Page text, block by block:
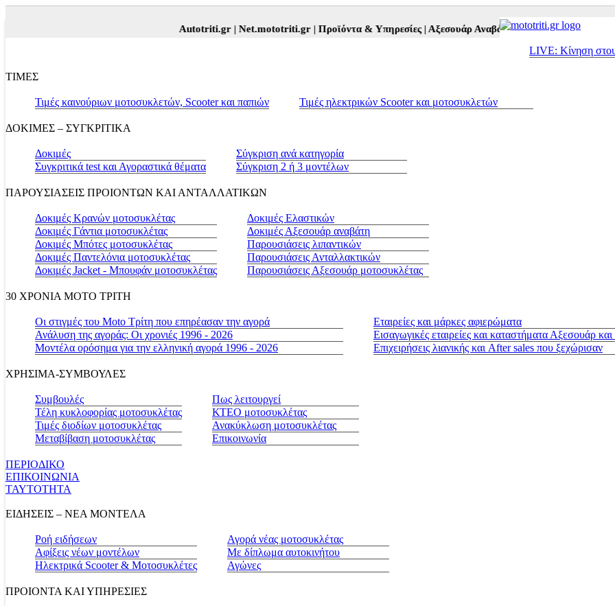
Autotriti.gr |Net.mototriti.gr |Προϊόντα & Υπηρεσίες |Αξεσουάρ Αναβάτη και Μοτοσυκλέτας |
LIVE: Κίνηση
ΤΙΜΕΣ
Τιμές καινούριων μοτοσυκλετών, Scooter και παπιών Τιμές ηλεκτρικών Scooter και μοτοσυκλετών
ΔΟΚΙΜΕΣ – ΣΥΓΚΡΙΤΙΚΑ
Δοκιμές
Συγκριτικά test και Αγοραστικά θέματα
Σύγκριση ανά κατηγορία
Σύγκριση 2 ή 3 μοντέλων
ΠΑΡΟΥΣΙΑΣΕΙΣ ΠΡΟΙΟΝΤΩΝ ΚΑΙ ΑΝΤΑΛΛΑΤΙΚΩΝ
Δοκιμές Κρανών μοτοσυκλέτας
Δοκιμές Γάντια μοτοσυκλέτας
Δοκιμές Μπότες μοτοσυκλέτας
Δοκιμές Παντελόνια μοτοσυκλέτας
Δοκιμές Jacket - Μπουφάν μοτοσυκλέτας
Δοκιμές Ελαστικών
Δοκιμές Αξεσουάρ αναβάτη
Παρουσιάσεις λιπαντικών
Παρουσιάσεις Ανταλλακτικών
Παρουσιάσεις Αξεσουάρ μοτοσυκλέτας
30 ΧΡΟΝΙΑ MOTO ΤΡΙΤΗ
Οι στιγμές του Moto Τρίτη που επηρέασαν την αγορά
Ανάλυση της αγοράς: Οι χρονιές 1996 - 2026
Μοντέλα ορόσημα για την ελληνική αγορά 1996 - 2026
Εταιρείες και μάρκες αφιερώματα
Εισαγωγικές εταιρείες και καταστήματα Αξεσουάρ
Επιχειρήσεις λιανικής και After sales που ξεχώρισαν
ΧΡΗΣΙΜΑ-ΣΥΜΒΟΥΛΕΣ
Συμβουλές
Τέλη κυκλοφορίας μοτοσυκλέτας
Τιμές διοδίων μοτοσυκλέτας
Μεταβίβαση μοτοσυκλέτας
Πως λειτουργεί
ΚΤΕΟ μοτοσυκλέτας
Ανακύκλωση μοτοσυκλέτας
Επικοινωνία
ΠΕΡΙΟΔΙΚΟ
ΕΠΙΚΟΙΝΩΝΙΑ
ΤΑΥΤΟΤΗΤΑ
ΕΙΔΗΣΕΙΣ – ΝΕΑ ΜΟΝΤΕΛΑ
Ροή ειδήσεων
Αφίξεις νέων μοντέλων
Ηλεκτρικά Scooter & Μοτοσυκλέτες
Αγορά νέας μοτοσυκλέτας
Με δίπλωμα αυτοκινήτου
Αγώνες
ΠΡΟΙΟΝΤΑ ΚΑΙ ΥΠΗΡΕΣΙΕΣ